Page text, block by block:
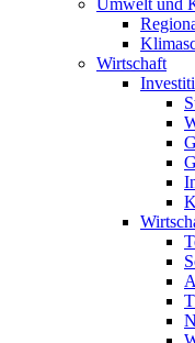
Umwelt und
Wirtschaft